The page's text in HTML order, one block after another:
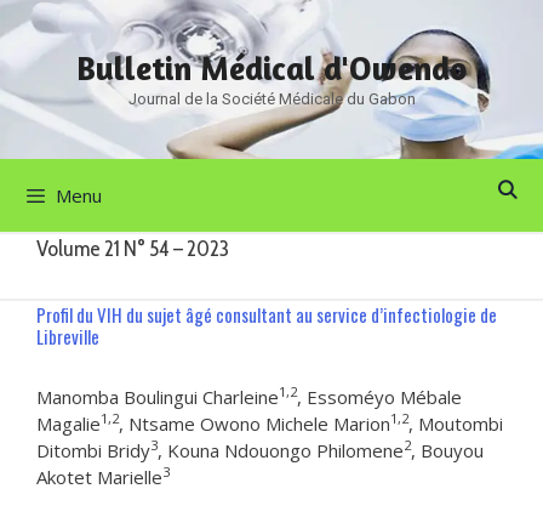
Aller
au
contenu
Bulletin Médical d'Owendo
Journal de la Société Médicale du Gabon
Menu
Volume 21 N° 54 – 2023
Profil du VIH du sujet âgé consultant au service d’infectiologie de
Libreville
Manomba Boulingui Charleine1,2, Essoméyo Mébale
Magalie1,2, Ntsame Owono Michele Marion1,2, Moutombi
Ditombi Bridy3, Kouna Ndouongo Philomene2, Bouyou
Akotet Marielle3